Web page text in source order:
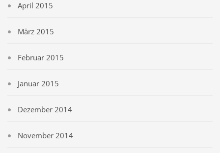
April 2015
März 2015
Februar 2015
Januar 2015
Dezember 2014
November 2014